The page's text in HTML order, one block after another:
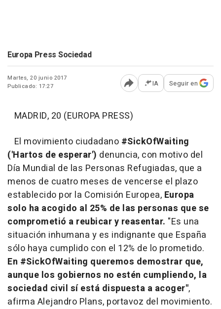
Europa Press Sociedad
Martes, 20 junio 2017
Publicado: 17:27
Abrir opciones para
IA Seguir en
MADRID, 20 (EUROPA PRESS)
El movimiento ciudadano #SickOfWaiting
('Hartos de esperar') denuncia, con motivo del
Día Mundial de las Personas Refugiadas, que a
menos de cuatro meses de vencerse el plazo
establecido por la Comisión Europea, Europa
solo ha acogido al 25% de las personas que se
comprometió a reubicar y reasentar. "Es una
situación inhumana y es indignante que España
sólo haya cumplido con el 12% de lo prometido.
En #SickOfWaiting queremos demostrar que,
aunque los gobiernos no estén cumpliendo, la
sociedad civil sí está dispuesta a acoger",
afirma Alejandro Plans, portavoz del movimiento.